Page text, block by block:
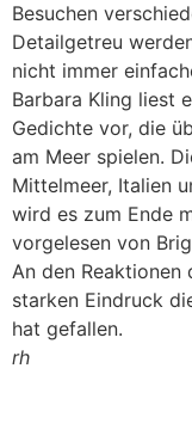
Besuchen
Detailgetreu
nicht immer
Barbara Kling liest
Gedichte vor, die
am Meer spielen.
Mittelmeer, Italien
wird es zum Ende
vorgelesen von
An den Reaktionen
starken Eindruck
hat gefallen.
rh